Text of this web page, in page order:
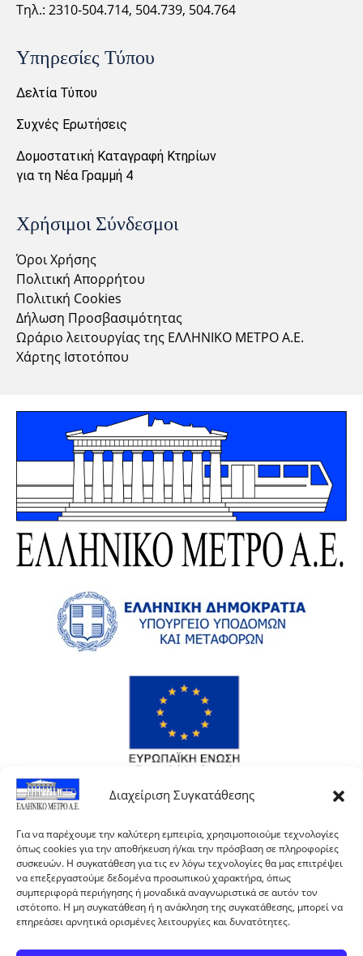
Διαχείριση Συγκατάθεσης
Για να παρέχουμε την καλύτερη εμπειρία, χρησιμοποιούμε τεχνολογίες
όπως cookies για την αποθήκευση ή/και την πρόσβαση σε πληροφορίες
συσκευών. Η συγκατάθεση για τις εν λόγω τεχνολογίες θα μας επιτρέψει
να επεξεργαστούμε δεδομένα προσωπικού χαρακτήρα, όπως
συμπεριφορά περιήγησης ή μοναδικά αναγνωριστικά σε αυτόν τον
ιστότοπο. Η μη συγκατάθεση ή η ανάκληση της συγκατάθεσης, μπορεί να
επηρεάσει αρνητικά ορισμένες λειτουργίες και δυνατότητες.
Τηλ.: 2310-504.714, 504.739, 504.764
Υπηρεσίες Τύπου
Δελτία Τύπου
Συχνές Ερωτήσεις
Δομοστατική Καταγραφή Κτηρίων
για τη Νέα Γραμμή 4
Χρήσιμοι Σύνδεσμοι
Όροι Χρήσης
Πολιτική Απορρήτου
Πολιτική Cookies
Δήλωση Προσβασιμότητας
Ωράριο λειτουργίας της ΕΛΛΗΝΙΚΟ ΜΕΤΡΟ Α.Ε.
Χάρτης Ιστοτόπου